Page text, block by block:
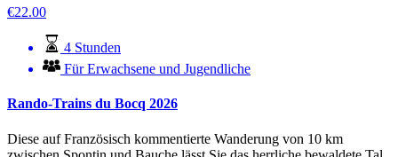
€22.00
4 Stunden
Für Erwachsene und Jugendliche
Rando-Trains du Bocq 2026
Diese auf Französisch kommentierte Wanderung von 10 km